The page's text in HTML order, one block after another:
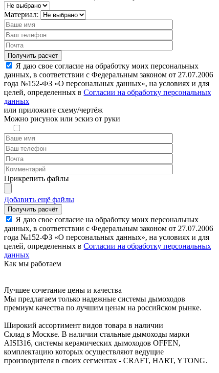
Материал:
Я даю свое согласие на обработку моих персональных
данных, в соответствии с Федеральным законом от 27.07.2006
года №152-ФЗ «О персональных данных», на условиях и для
целей, определенных в Согласии на обработку персональных
данных
или приложите схему/чертёж
Можно рисунок или эскиз от руки
Прикрепить файлы
Добавить ещё файлы
Я даю свое согласие на обработку моих персональных
данных, в соответствии с Федеральным законом от 27.07.2006
года №152-ФЗ «О персональных данных», на условиях и для
целей, определенных в Согласии на обработку персональных
данных
Как мы работаем
Лучшее сочетание цены и качества
Мы предлагаем только надежные системы дымоходов
премиум качества по лучшим ценам на российском рынке.
Широкий ассортимент видов товара в наличии
Склад в Москве. В наличии стальные дымоходы марки
AISI316, системы керамических дымоходов OFFEN,
комплектацию которых осуществляют ведущие
производителя в своих сегментах - CRAFT, HART, YTONG.